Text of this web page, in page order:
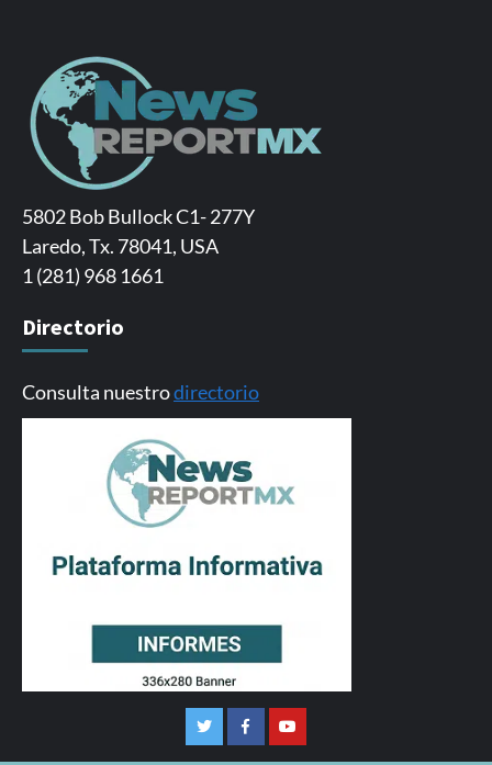
5802 Bob Bullock C1- 277Y
Laredo, Tx. 78041, USA
1 (281) 968 1661
Directorio
Consulta nuestrodirectorio
TwitterFacebookYoutube